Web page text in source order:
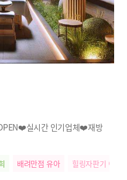
실시간 인기업체❤️재방
배려만점 유아 힐링자판기 이진